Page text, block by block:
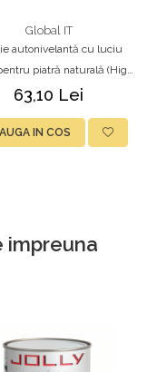
Global IT
autonivelantă cu luciu
piatră naturală (High
750 ml, GLOBALIT
63,10 Lei
IN COS
impreuna